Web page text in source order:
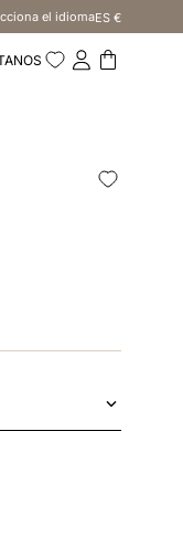
el idiomaES €